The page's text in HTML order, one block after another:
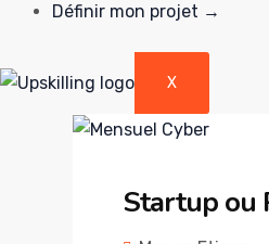
Définir mon projet →
X
Startup ou